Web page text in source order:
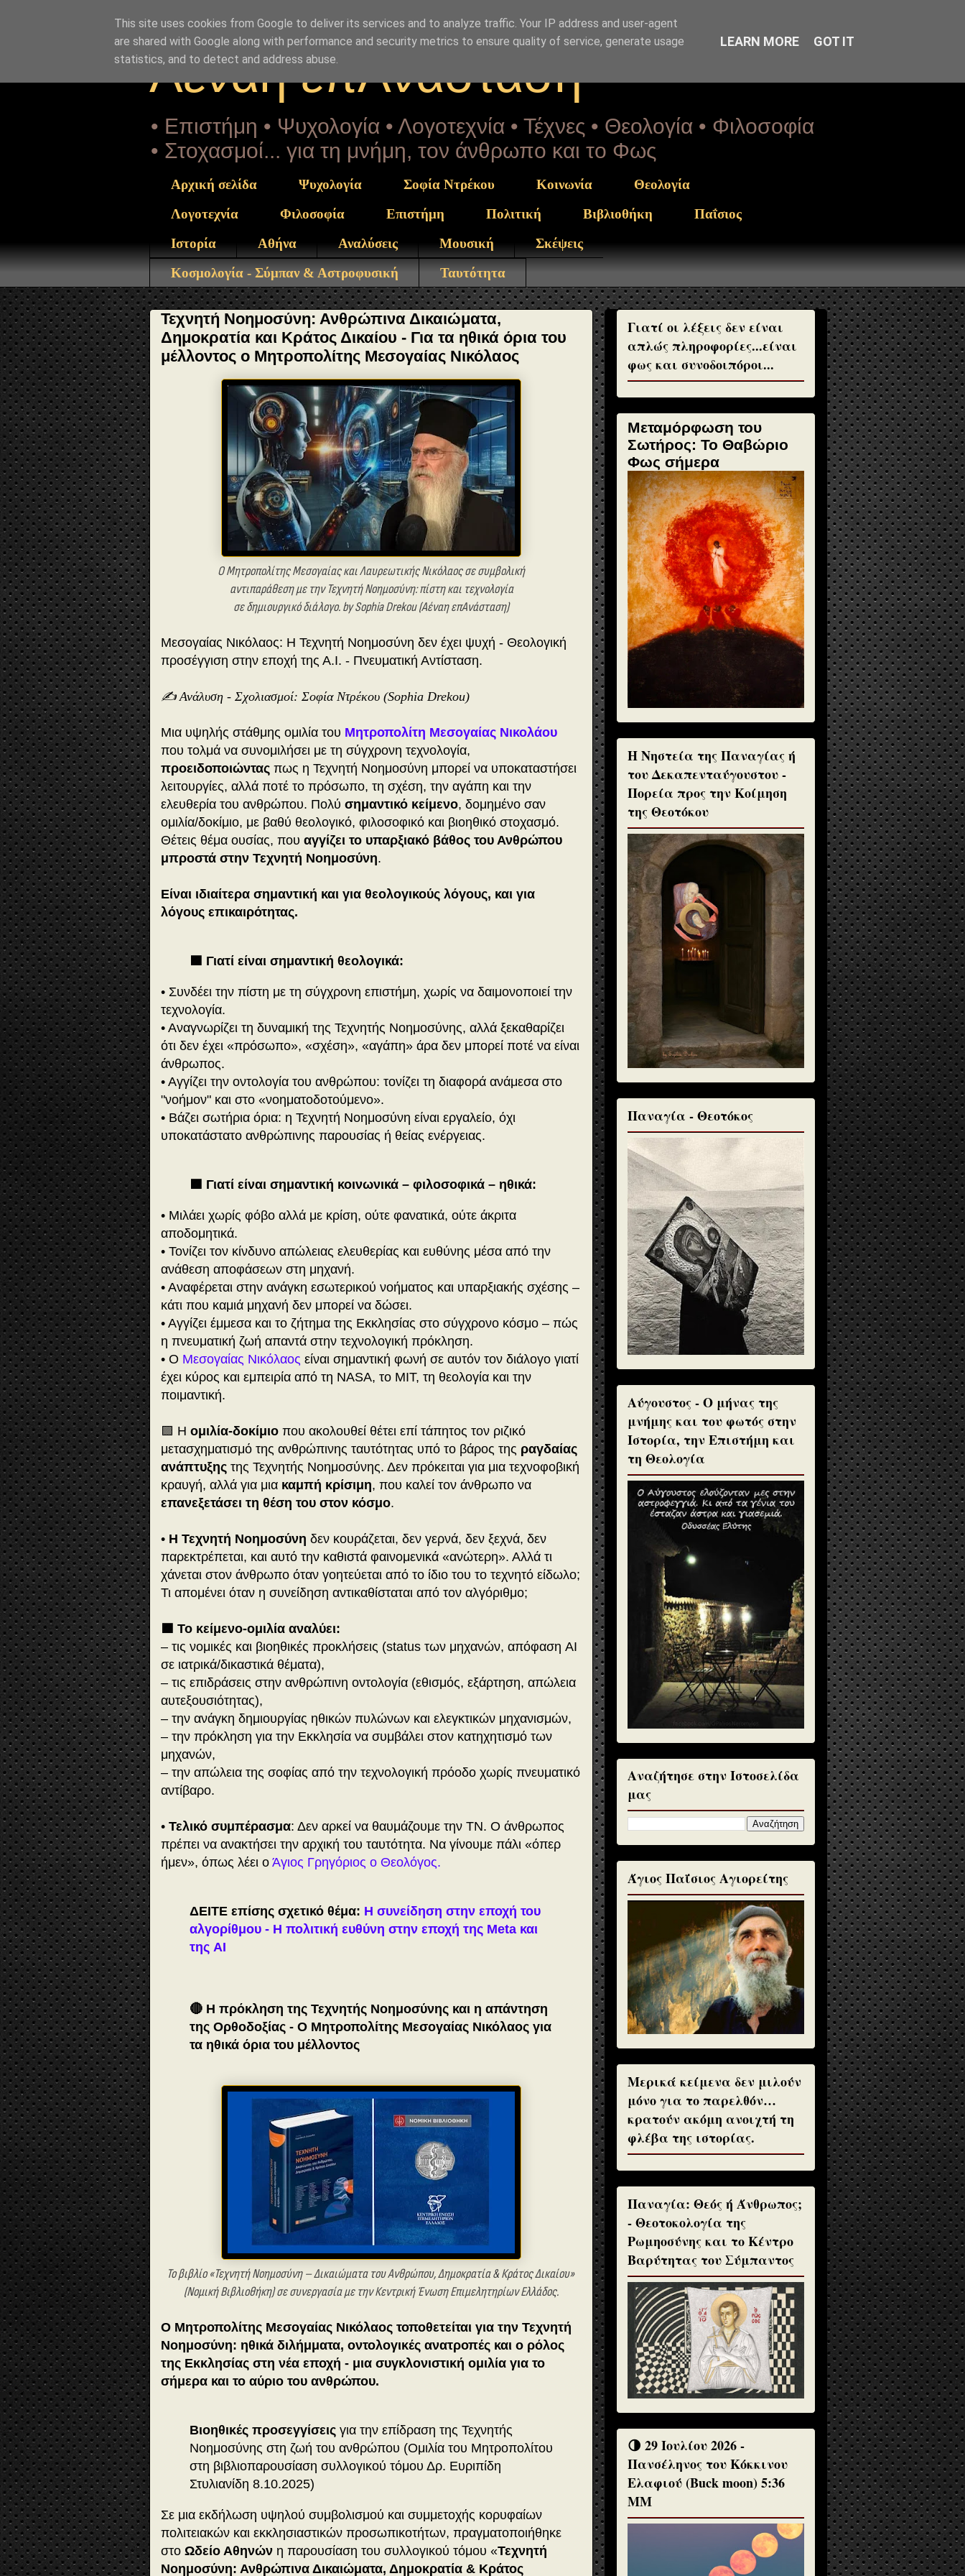
noimosyni-anthropos-dikaiosyni.html" } }
Αέναη επΑνάσταση
• Επιστήμη • Ψυχολογία • Λογοτεχνία • Τέχνες • Θεολογία • Φιλοσοφία
• Στοχασμοί... για τη μνήμη, τον άνθρωπο και το Φως
Αρχική σελίδα Ψυχολογία Σοφία Ντρέκου Κοινωνία
Θεολογία
Λογοτεχνία
Φιλοσοφία Επιστήμη Πολιτική Βιβλιοθήκη
Παΐσιος
Ιστορία
Αθήνα Αναλύσεις Μουσική
Σκέψεις
Κοσμολογία - Σύμπαν & Αστροφυσική
Ταυτότητα
Τεχνητή Νοημοσύνη: Ανθρώπινα Δικαιώματα,
Δημοκρατία και Κράτος Δικαίου - Για τα ηθικά όρια του
μέλλοντος ο Μητροπολίτης Μεσογαίας Νικόλαος
Ο Μητροπολίτης Μεσογαίας και Λαυρεωτικής Νικόλαος σε συμβολική
αντιπαράθεση με την Τεχνητή Νοημοσύνη: πίστη και τεχνολογία
σε δημιουργικό διάλογο. by Sophia Drekou (Αέναη επΑνάσταση)
Μεσογαίας Νικόλαος: Η Τεχνητή Νοημοσύνη δεν έχει ψυχή - Θεολογική
προσέγγιση στην εποχή της Α.Ι. - Πνευματική Αντίσταση.
✍️ Ανάλυση - Σχολιασμοί: Σοφία Ντρέκου (Sophia Drekou)
Μια υψηλής στάθμης ομιλία του Μητροπολίτη Μεσογαίας Νικολάου
που τολμά να συνομιλήσει με τη σύγχρονη τεχνολογία,
προειδοποιώντας πως η Τεχνητή Νοημοσύνη μπορεί να υποκαταστήσει
λειτουργίες, αλλά ποτέ το πρόσωπο, τη σχέση, την αγάπη και την
ελευθερία του ανθρώπου. Πολύ σημαντικό κείμενο, δομημένο σαν
ομιλία/δοκίμιο, με βαθύ θεολογικό, φιλοσοφικό και βιοηθικό στοχασμό.
Θέτεις θέμα ουσίας, που αγγίζει το υπαρξιακό βάθος του Ανθρώπου
μπροστά στην Τεχνητή Νοημοσύνη.
Είναι ιδιαίτερα σημαντική και για θεολογικούς λόγους, και για
λόγους επικαιρότητας.
🟪 Γιατί είναι σημαντική θεολογικά:
• Συνδέει την πίστη με τη σύγχρονη επιστήμη, χωρίς να δαιμονοποιεί την
τεχνολογία.
• Αναγνωρίζει τη δυναμική της Τεχνητής Νοημοσύνης, αλλά ξεκαθαρίζει
ότι δεν έχει «πρόσωπο», «σχέση», «αγάπη» άρα δεν μπορεί ποτέ να είναι
άνθρωπος.
• Αγγίζει την οντολογία του ανθρώπου: τονίζει τη διαφορά ανάμεσα στο
"νοήμον" και στο «νοηματοδοτούμενο».
• Βάζει σωτήρια όρια: η Τεχνητή Νοημοσύνη είναι εργαλείο, όχι
υποκατάστατο ανθρώπινης παρουσίας ή θείας ενέργειας.
🟪 Γιατί είναι σημαντική κοινωνικά – φιλοσοφικά – ηθικά:
• Μιλάει χωρίς φόβο αλλά με κρίση, ούτε φανατικά, ούτε άκριτα
αποδομητικά.
• Τονίζει τον κίνδυνο απώλειας ελευθερίας και ευθύνης μέσα από την
ανάθεση αποφάσεων στη μηχανή.
• Αναφέρεται στην ανάγκη εσωτερικού νοήματος και υπαρξιακής σχέσης –
κάτι που καμιά μηχανή δεν μπορεί να δώσει.
• Αγγίζει έμμεσα και το ζήτημα της Εκκλησίας στο σύγχρονο κόσμο – πώς
η πνευματική ζωή απαντά στην τεχνολογική πρόκληση.
• Ο Μεσογαίας Νικόλαος είναι σημαντική φωνή σε αυτόν τον διάλογο γιατί
έχει κύρος και εμπειρία από τη NASA, το MIT, τη θεολογία και την
ποιμαντική.
🟪 Η ομιλία-δοκίμιο που ακολουθεί θέτει επί τάπητος τον ριζικό
μετασχηματισμό της ανθρώπινης ταυτότητας υπό το βάρος της ραγδαίας
ανάπτυξης της Τεχνητής Νοημοσύνης. Δεν πρόκειται για μια τεχνοφοβική
κραυγή, αλλά για μια καμπή κρίσιμη, που καλεί τον άνθρωπο να
επανεξετάσει τη θέση του στον κόσμο.
• Η Τεχνητή Νοημοσύνη δεν κουράζεται, δεν γερνά, δεν ξεχνά, δεν
παρεκτρέπεται, και αυτό την καθιστά φαινομενικά «ανώτερη». Αλλά τι
χάνεται στον άνθρωπο όταν γοητεύεται από το ίδιο του το τεχνητό είδωλο;
Τι απομένει όταν η συνείδηση αντικαθίσταται από τον αλγόριθμο;
🟪 Το κείμενο-ομιλία αναλύει:
– τις νομικές και βιοηθικές προκλήσεις (status των μηχανών, απόφαση AI
σε ιατρικά/δικαστικά θέματα),
– τις επιδράσεις στην ανθρώπινη οντολογία (εθισμός, εξάρτηση, απώλεια
αυτεξουσιότητας),
– την ανάγκη δημιουργίας ηθικών πυλώνων και ελεγκτικών μηχανισμών,
– την πρόκληση για την Εκκλησία να συμβάλει στον κατηχητισμό των
μηχανών,
– την απώλεια της σοφίας από την τεχνολογική πρόοδο χωρίς πνευματικό
αντίβαρο.
• Τελικό συμπέρασμα: Δεν αρκεί να θαυμάζουμε την ΤΝ. Ο άνθρωπος
πρέπει να ανακτήσει την αρχική του ταυτότητα. Να γίνουμε πάλι «όπερ
ήμεν», όπως λέει ο Άγιος Γρηγόριος ο Θεολόγος.
ΔΕΙΤΕ επίσης σχετικό θέμα: Η συνείδηση στην εποχή του
αλγορίθμου - Η πολιτική ευθύνη στην εποχή της Meta και
της AI
🔴 Η πρόκληση της Τεχνητής Νοημοσύνης και η απάντηση
της Ορθοδοξίας - Ο Μητροπολίτης Μεσογαίας Νικόλαος για
τα ηθικά όρια του μέλλοντος
Το βιβλίο «Τεχνητή Νοημοσύνη – Δικαιώματα του Ανθρώπου, Δημοκρατία & Κράτος Δικαίου»
(Νομική Βιβλιοθήκη) σε συνεργασία με την Κεντρική Ένωση Επιμελητηρίων Ελλάδος.
Ο Μητροπολίτης Μεσογαίας Νικόλαος τοποθετείται για την Τεχνητή
Νοημοσύνη: ηθικά διλήμματα, οντολογικές ανατροπές και ο ρόλος
της Εκκλησίας στη νέα εποχή - μια συγκλονιστική ομιλία για το
σήμερα και το αύριο του ανθρώπου.
Βιοηθικές προσεγγίσεις για την επίδραση της Τεχνητής
Νοημοσύνης στη ζωή του ανθρώπου (Ομιλία του Μητροπολίτου
στη βιβλιοπαρουσίαση συλλογικού τόμου Δρ. Ευριπίδη
Στυλιανίδη 8.10.2025)
Σε μια εκδήλωση υψηλού συμβολισμού και συμμετοχής κορυφαίων
πολιτειακών και εκκλησιαστικών προσωπικοτήτων, πραγματοποιήθηκε
στο Ωδείο Αθηνών η παρουσίαση του συλλογικού τόμου «Τεχνητή
Νοημοσύνη: Ανθρώπινα Δικαιώματα, Δημοκρατία & Κράτος
Γιατί οι λέξεις δεν είναι
απλώς πληροφορίες...είναι
φως και συνοδοιπόροι...
Μεταμόρφωση του
Σωτήρος: Το Θαβώριο
Φως σήμερα
H Νηστεία της Παναγίας ή
του Δεκαπενταύγουστου -
Πορεία προς την Κοίμηση
της Θεοτόκου
Παναγία - Θεοτόκος
Αύγουστος - Ο μήνας της
μνήμης και του φωτός στην
Ιστορία, την Επιστήμη και
τη Θεολογία
Αναζήτησε στην Ιστοσελίδα
μας
Άγιος Παΐσιος Αγιορείτης
Μερικά κείμενα δεν μιλούν
μόνο για το παρελθόν…
κρατούν ακόμη ανοιχτή τη
φλέβα της ιστορίας.
Παναγία: Θεός ή Άνθρωπος;
- Θεοτοκολογία της
Ρωμηοσύνης και το Κέντρο
Βαρύτητας του Σύμπαντος
🌗 29 Ιουλίου 2026 -
Πανσέληνος του Κόκκινου
Ελαφιού (Buck moon) 5:36
ΜΜ
This site uses cookies from Google to deliver its services and to analyze traffic. Your IP address and user-agent
are shared with Google along with performance and security metrics to ensure quality of service, generate usage
statistics, and to detect and address abuse.
LEARN MORE GOT IT